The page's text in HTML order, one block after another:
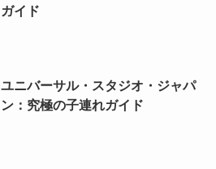
ガイド
ユニバーサル・スタジオ・ジャパ
ン：究極の子連れガイド